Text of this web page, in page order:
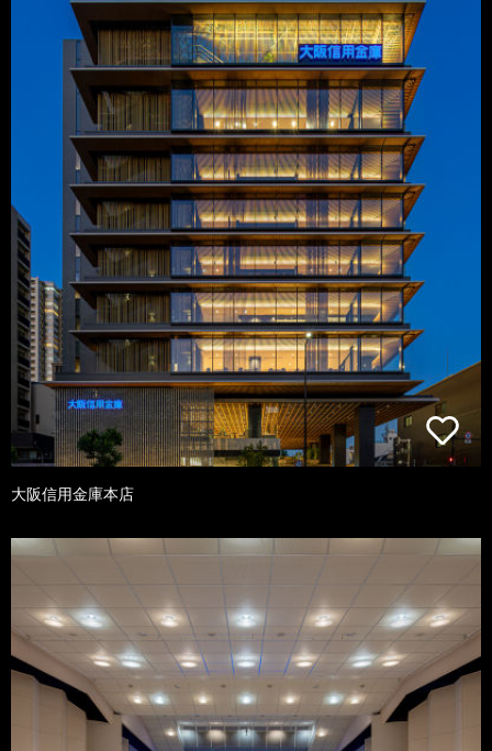
大阪信用金庫本店